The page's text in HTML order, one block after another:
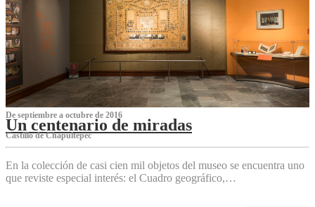
De septiembre a octubre de 2016
Un centenario de miradas
Castillo de Chapultepec
En la colección de casi cien mil objetos del museo se encuentra uno
que reviste especial interés: el Cuadro geográfico,…